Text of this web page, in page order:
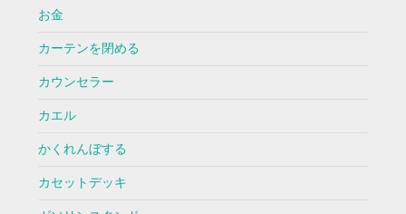
お金
カーテンを閉める
カウンセラー
カエル
かくれんぼする
カセットデッキ